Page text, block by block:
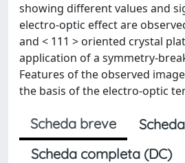
showing different values and
electro-optic effect are
and < 111 > oriented crystal
application of a symmetry-
Features of the observed
the basis of the electro-optic
Scheda breve
Scheda completa (DC)